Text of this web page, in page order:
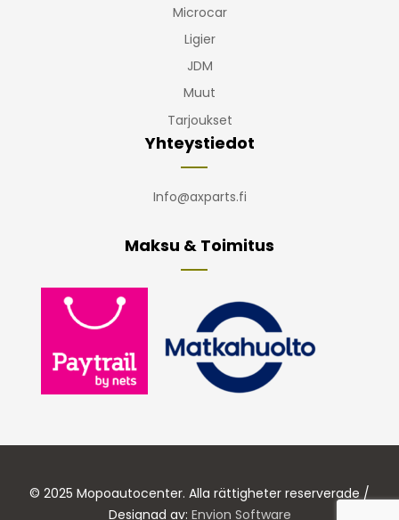
Microcar
Ligier
JDM
Muut
Tarjoukset
Yhteystiedot
Info@axparts.fi
Maksu & Toimitus
© 2025 Mopoautocenter. Alla rättigheter reserverade /
Designad av: Envion Software